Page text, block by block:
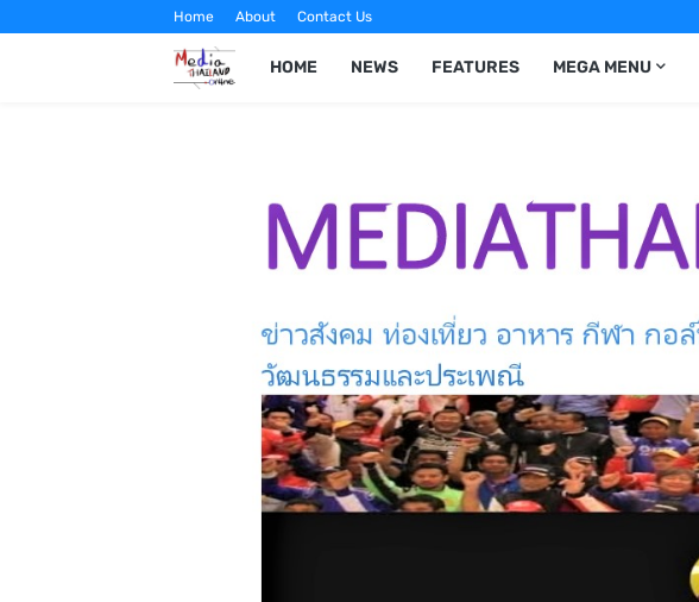
Home About Contact Us
HOME NEWS FEATURES MEGA MENU